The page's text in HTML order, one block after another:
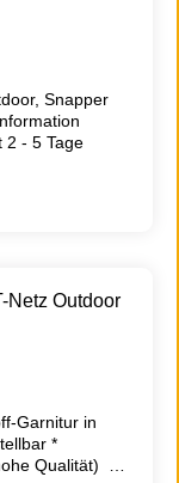
Gewicht inkl. Verpackung 0.200 Lieferzeit 2 - 5 Tage
*
Qualität)